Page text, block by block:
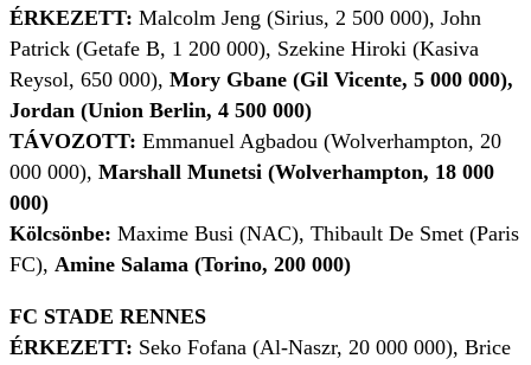
ÉRKEZETT: Malcolm Jeng (Sirius, 2 500 000), John
Patrick (Getafe B, 1 200 000), Szekine Hiroki (Kasiva
Reysol, 650 000), Mory Gbane (Gil Vicente, 5 000 000),
Jordan (Union Berlin, 4 500 000)
TÁVOZOTT: Emmanuel Agbadou (Wolverhampton, 20
000 000), Marshall Munetsi (Wolverhampton, 18 000
000)
Kölcsönbe: Maxime Busi (NAC), Thibault De Smet (Paris
FC), Amine Salama (Torino, 200 000)
FC STADE RENNES
ÉRKEZETT: Seko Fofana (Al-Naszr, 20 000 000), Brice